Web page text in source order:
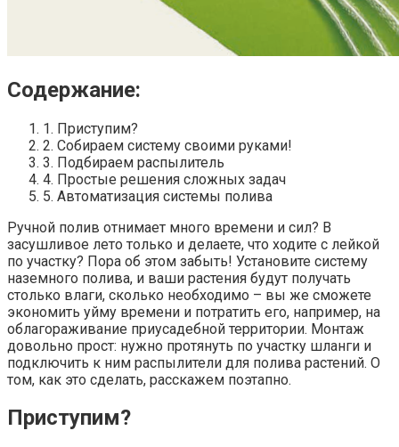
Содержание:
1. Приступим?
2. Собираем систему своими руками!
3. Подбираем распылитель
4. Простые решения сложных задач
5. Автоматизация системы полива
Ручной полив отнимает много времени и сил? В
засушливое лето только и делаете, что ходите с лейкой
по участку? Пора об этом забыть! Установите систему
наземного полива, и ваши растения будут получать
столько влаги, сколько необходимо – вы же сможете
экономить уйму времени и потратить его, например, на
облагораживание приусадебной территории. Монтаж
довольно прост: нужно протянуть по участку шланги и
подключить к ним распылители для полива растений. О
том, как это сделать, расскажем поэтапно.
Приступим?